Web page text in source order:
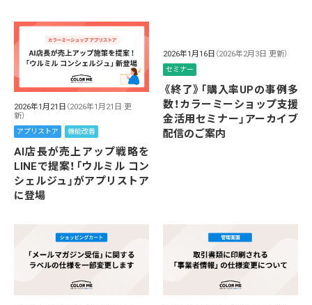
2026年1月21日 （2026年1月21日 更
新）
アプリストア 機能改善
AI店長が売上アップ戦略を
LINEで提案！「ウルミル コン
シェルジュ」がアプリストア
に登場
2026年1月16日 （2026年2月3日 更新）
セミナー
《終了》「購入率UPの事例多
数！カラーミーショップ支援
金活用セミナー」アーカイブ
配信のご案内